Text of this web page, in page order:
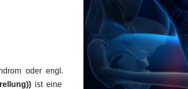
oder engl.
ist eine